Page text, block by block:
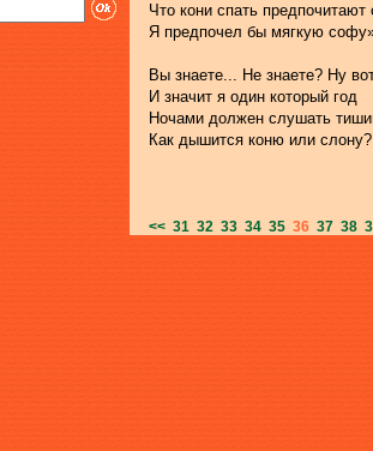
Что кони спать предпочитают
Я предпочел бы мягкую
Вы знаете... Не знаете? Ну
И значит я один который год
Ночами должен слушать
Как дышится коню или слону?
<< 31 32 33 34 35 36 37 38